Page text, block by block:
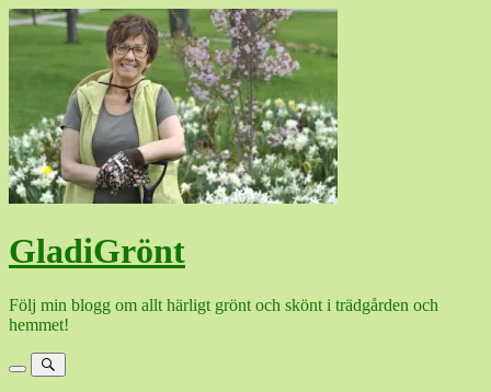
Hoppa
GladiGrönt
Följ min blogg om allt härligt grönt och skönt i trädgården och
hemmet!
MenySök